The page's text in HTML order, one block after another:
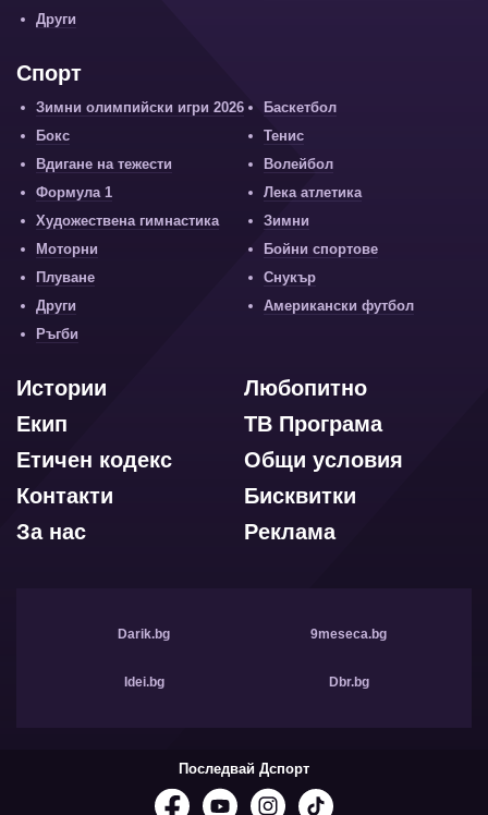
Други
Спорт
Зимни олимпийски игри 2026
Баскетбол
Бокс
Тенис
Вдигане на тежести
Волейбол
Формула 1
Лека атлетика
Художествена гимнастика
Зимни
Моторни
Бойни спортове
Плуване
Снукър
Други
Американски футбол
Ръгби
Любопитно
Истории
ТВ Програма
Екип
Общи условия
Етичен кодекс
Бисквитки
Контакти
Реклама
За нас
Darik.bg 9meseca.bg
Idei.bg Dbr.bg
Последвай Дспорт